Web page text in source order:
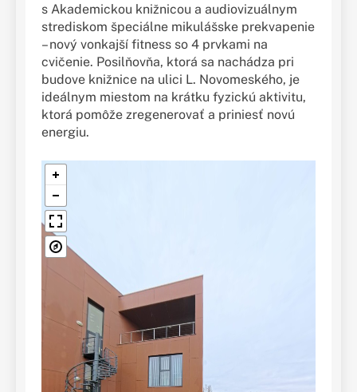
s Akademickou knižnicou a audiovizuálnym
strediskom špeciálne mikulášske prekvapenie
– nový vonkajší fitness so 4 prvkami na
cvičenie. Posilňovňa, ktorá sa nachádza pri
budove knižnice na ulici L. Novomeského, je
ideálnym miestom na krátku fyzickú aktivitu,
ktorá pomôže zregenerovať a priniesť novú
energiu.